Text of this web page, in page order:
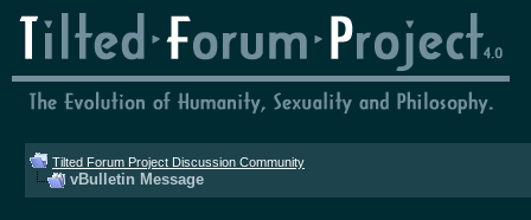
Tilted Forum Project Discussion Community
vBulletin Message